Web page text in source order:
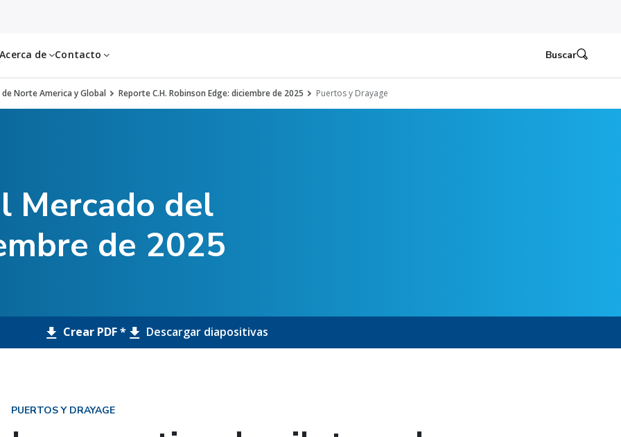
Acerca de Contacto Buscar
Norte America y Global Reporte C.H. Robinson Edge: diciembre de 2025 Puertos y Drayage
Mercado del
de 2025
Crear PDF * Descargar diapositivas
PUERTOS Y DRAYAGE